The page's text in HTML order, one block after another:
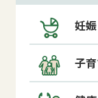
妊
子